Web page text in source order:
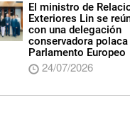
El ministro de
Exteriores Lin se
con una delegación
conservadora polaca
Parlamento Europeo
24/07/2026